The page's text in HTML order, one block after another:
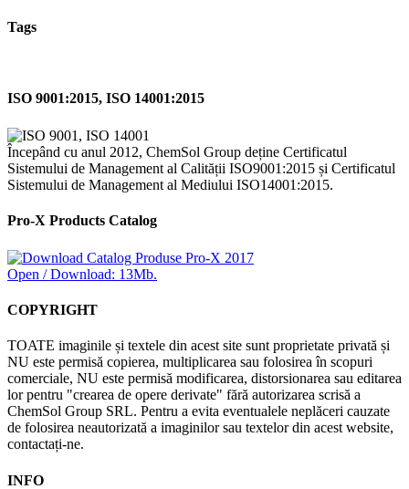
Tags
ISO 9001:2015, ISO 14001:2015
Începând cu anul 2012, ChemSol Group deține Certificatul
Sistemului de Management al Calității ISO9001:2015 și Certificatul
Sistemului de Management al Mediului ISO14001:2015.
Pro-X Products Catalog
Open / Download: 13Mb.
COPYRIGHT
TOATE imaginile și textele din acest site sunt proprietate privată și
NU este permisă copierea, multiplicarea sau folosirea în scopuri
comerciale, NU este permisă modificarea, distorsionarea sau editarea
lor pentru "crearea de opere derivate" fără autorizarea scrisă a
ChemSol Group SRL. Pentru a evita eventualele neplăceri cauzate
de folosirea neautorizată a imaginilor sau textelor din acest website,
contactați-ne.
INFO